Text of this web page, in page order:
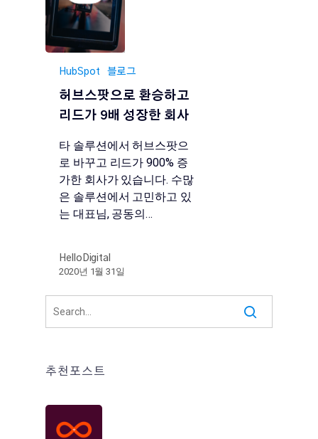
HubSpot 블로그
허브스팟으로 환승하고
리드가 9배 성장한 회사
타 솔루션에서 허브스팟으
로 바꾸고 리드가 900% 증
가한 회사가 있습니다. 수많
은 솔루션에서 고민하고 있
는 대표님, 공동의…
HelloDigital
2020년 1월 31일
추천포스트